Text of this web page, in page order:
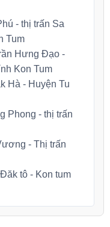
- thị trấn Sa
Tum
Hưng Đạo -
Kon Tum
Hà - Huyện Tu
Phong - thị trấn
- Thị trấn
tô - Kon tum